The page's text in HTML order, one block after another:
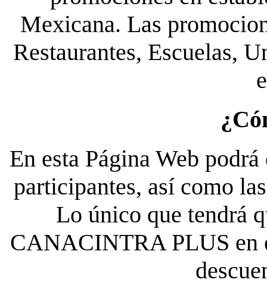
Mexicana. Las
Restaurantes, Escuelas,
En esta Página Web
participantes, así como
Lo único que tendrá
CANACINTRA PLUS en